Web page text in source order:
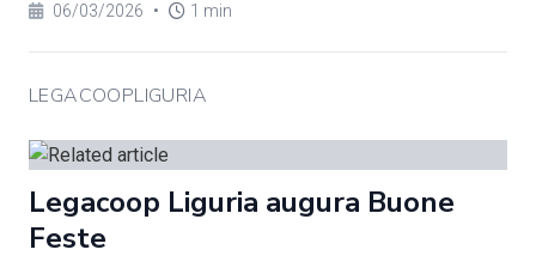
06/03/2026 • 1 min
LEGACOOPLIGURIA
Legacoop Liguria augura Buone
Feste